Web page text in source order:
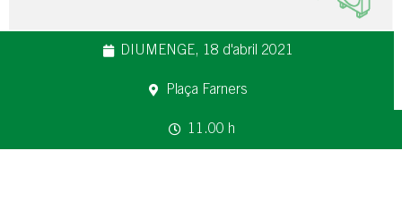
DIUMENGE, 18 d'abril 2021
Plaça Farners
11.00 h